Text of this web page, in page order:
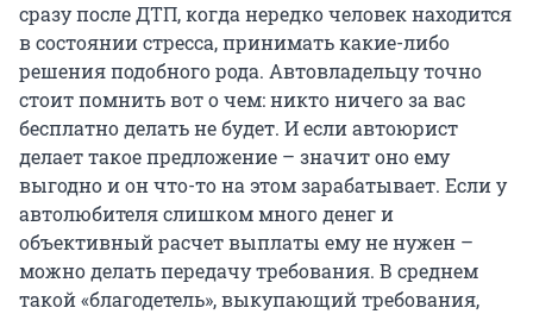
сразу после ДТП, когда нередко человек находится
в состоянии стресса, принимать какие-либо
решения подобного рода. Автовладельцу точно
стоит помнить вот о чем: никто ничего за вас
бесплатно делать не будет. И если автоюрист
делает такое предложение – значит оно ему
выгодно и он что-то на этом зарабатывает. Если у
автолюбителя слишком много денег и
объективный расчет выплаты ему не нужен –
можно делать передачу требования. В среднем
такой «благодетель», выкупающий требования,